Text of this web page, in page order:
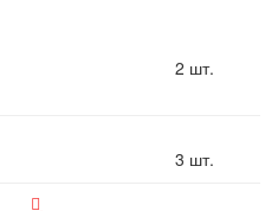
2 шт.
3 шт.